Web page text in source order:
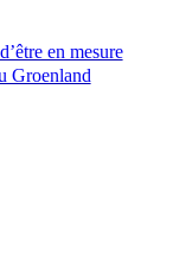
en mesure
Groenland